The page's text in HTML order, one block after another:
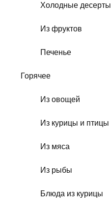
Холодные десерты
Из фруктов
Печенье
Горячее
Из овощей
Из курицы и птицы
Из мяса
Из рыбы
Блюда из курицы